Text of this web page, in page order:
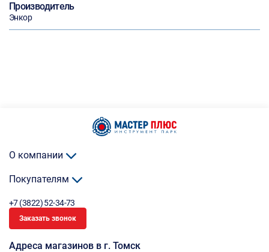
Производитель
Энкор
О компании
Покупателям
+7 (3822) 52-34-73
Заказать звонок
Адреса магазинов в г. Томск